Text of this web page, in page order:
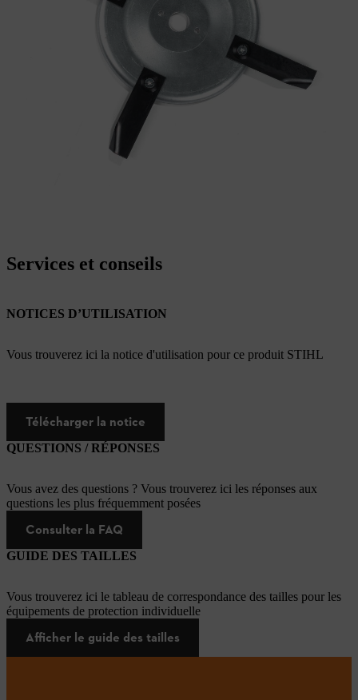
Services et conseils
NOTICES D’UTILISATION
Vous trouverez ici la notice d'utilisation pour ce produit STIHL
Télécharger la notice
QUESTIONS / RÉPONSES
Vous avez des questions ? Vous trouverez ici les réponses aux
questions les plus fréquemment posées
Consulter la FAQ
GUIDE DES TAILLES
Vous trouverez ici le tableau de correspondance des tailles pour les
équipements de protection individuelle
Afficher le guide des tailles